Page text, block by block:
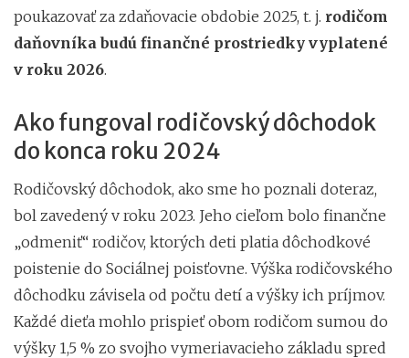
poukazovať za zdaňovacie obdobie 2025, t. j. rodičom
daňovníka budú finančné prostriedky vyplatené
v roku 2026.
Ako fungoval rodičovský dôchodok
do konca roku 2024
Rodičovský dôchodok, ako sme ho poznali doteraz,
bol zavedený v roku 2023. Jeho cieľom bolo finančne
„odmeniť“ rodičov, ktorých deti platia dôchodkové
poistenie do Sociálnej poisťovne. Výška rodičovského
dôchodku závisela od počtu detí a výšky ich príjmov.
Každé dieťa mohlo prispieť obom rodičom sumou do
výšky 1,5 % zo svojho vymeriavacieho základu spred